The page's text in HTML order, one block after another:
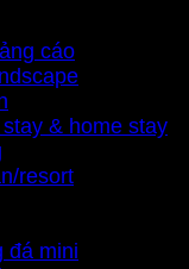
cáo
& home stay
resort
đá mini